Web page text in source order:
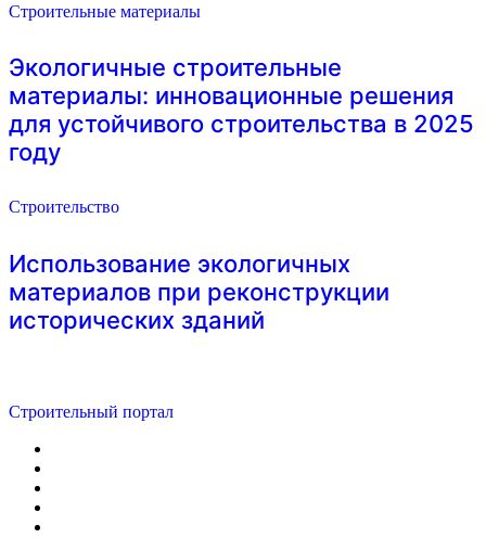
Строительные материалы
Экологичные строительные
материалы: инновационные решения
для устойчивого строительства в 2025
году
Строительство
Использование экологичных
материалов при реконструкции
исторических зданий
Строительный портал